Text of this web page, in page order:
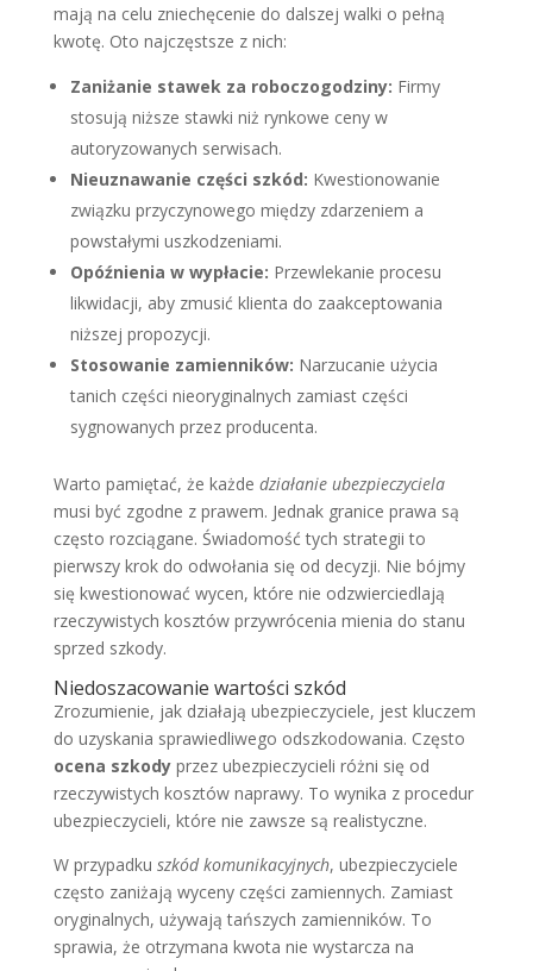
mają na celu zniechęcenie do dalszej walki o pełną
kwotę. Oto najczęstsze z nich:
Zaniżanie stawek za roboczogodziny: Firmy
stosują niższe stawki niż rynkowe ceny w
autoryzowanych serwisach.
Nieuznawanie części szkód: Kwestionowanie
związku przyczynowego między zdarzeniem a
powstałymi uszkodzeniami.
Opóźnienia w wypłacie: Przewlekanie procesu
likwidacji, aby zmusić klienta do zaakceptowania
niższej propozycji.
Stosowanie zamienników: Narzucanie użycia
tanich części nieoryginalnych zamiast części
sygnowanych przez producenta.
Warto pamiętać, że każde działanie ubezpieczyciela
musi być zgodne z prawem. Jednak granice prawa są
często rozciągane. Świadomość tych strategii to
pierwszy krok do odwołania się od decyzji. Nie bójmy
się kwestionować wycen, które nie odzwierciedlają
rzeczywistych kosztów przywrócenia mienia do stanu
sprzed szkody.
Niedoszacowanie wartości szkód
Zrozumienie, jak działają ubezpieczyciele, jest kluczem
do uzyskania sprawiedliwego odszkodowania. Często
ocena szkodyprzez ubezpieczycieli różni się od
rzeczywistych kosztów naprawy. To wynika z procedur
ubezpieczycieli, które nie zawsze są realistyczne.
W przypadku szkód komunikacyjnych, ubezpieczyciele
często zaniżają wyceny części zamiennych. Zamiast
oryginalnych, używają tańszych zamienników. To
sprawia, że otrzymana kwota nie wystarcza na